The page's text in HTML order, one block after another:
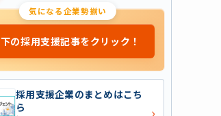
気になる企業勢揃い
下の採用支援記事をクリック！
採用支援企業のまとめはこち
ら